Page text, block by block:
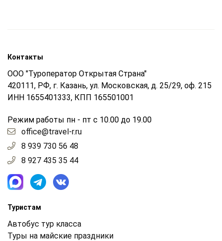
Контакты
ООО "Туроператор Открытая Страна"
420111, РФ, г. Казань, ул. Московская, д. 25/29, оф. 215
ИНН 1655401333, КПП 165501001
Режим работы пн - пт с 10.00 до 19.00
office@travel-r.ru
8 939 730 56 48
8 927 435 35 44
Туристам
Автобус тур класса
Туры на майские праздники